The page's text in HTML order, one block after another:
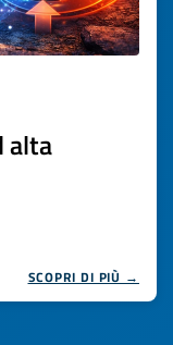
alta
SCOPRI DI PIÙ →